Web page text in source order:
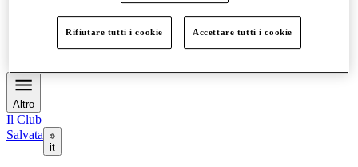
Cosa c'è in programma
Mangia e Bevi
Gift Card
Servizi
Altro
Il Club
Salvata
it
Rifiutare tutti i cookie Accettare tutti i cookie